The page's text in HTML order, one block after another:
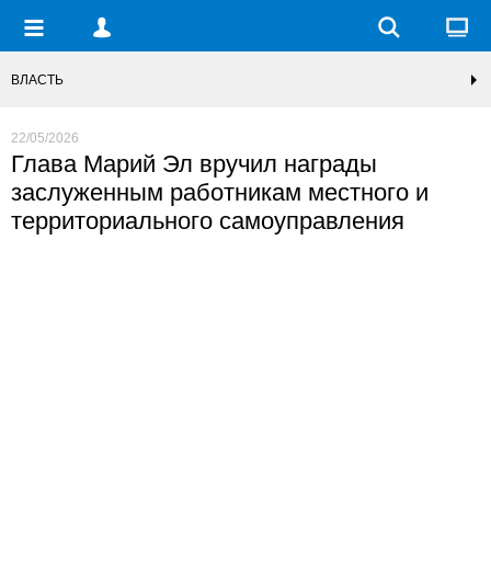
ВЛАСТЬ
22/05/2026
Глава Марий Эл вручил награды
заслуженным работникам местного и
территориального самоуправления